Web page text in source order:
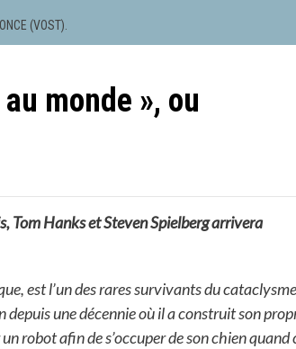
(VOST).
monde », ou
Tom Hanks et Steven Spielberg arrivera
est l’un des rares survivants du cataclysme
une décennie où il a construit son
robot afin de s’occuper de son chien quand